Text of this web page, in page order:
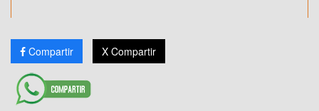
Compartir X Compartir